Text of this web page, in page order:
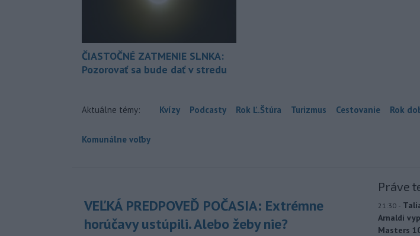
ČIASTOČNÉ ZATMENIE SLNKA:
Pozorovať sa bude dať v stredu
Aktuálne témy: Kvízy Podcasty Rok Ľ.Štúra Turizmus Cestovanie Rok
Komunálne voľby
VEĽKÁ PREDPOVEĎ POČASIA: Extrémne
horúčavy ustúpili. Alebo žeby nie?
Práve
21:30 -
Arnaldi
Masters